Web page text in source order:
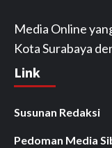
Media Online
Kota Surabaya
Link
Susunan Redaksi
Pedoman Media